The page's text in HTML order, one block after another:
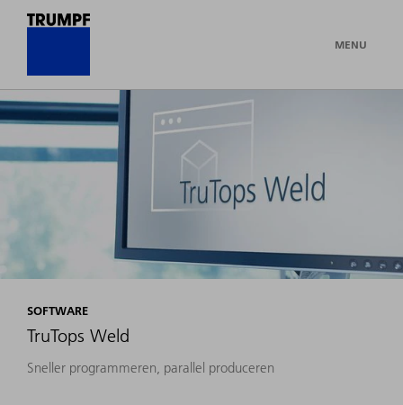
MENU
SOFTWARE
TruTops Weld
Sneller programmeren, parallel produceren